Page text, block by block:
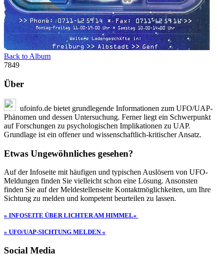
Back to Album
7849
Über
ufoinfo.de bietet grundlegende Informationen zum UFO/UAP-
Phänomen und dessen Untersuchung. Ferner liegt ein Schwerpunkt
auf Forschungen zu psychologischen Implikationen zu UAP.
Grundlage ist ein offener und wissenschaftlich-kritischer Ansatz.
Etwas Ungewöhnliches gesehen?
Auf der Infoseite mit häufigen und typischen Auslösern von UFO-
Meldungen finden Sie vielleicht schon eine Lösung. Ansonsten
finden Sie auf der Meldestellenseite Kontaktmöglichkeiten, um Ihre
Sichtung zu melden und kompetent beurteilen zu lassen.
» INFOSEITE ÜBER LICHTER AM HIMMEL«
» UFO/UAP-SICHTUNG MELDEN «
Social Media